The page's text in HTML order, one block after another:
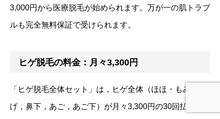
3,000円から医療脱毛が始められます。万が一の肌トラブ
ルも完全無料保証で受けられます。
ヒゲ脱毛の料金：月々3,300円
「ヒゲ脱毛全体セット」は，ヒゲ全体（ほほ・もみあ
げ，鼻下，あご，あご下）が月々3,300円の30回払いで